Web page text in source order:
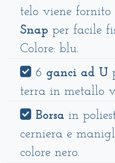
telo viene fornito
Snap per facile
Colore: blu.
6 ganci ad U
terra in metallo
Borsa in
cerniera e
colore nero.